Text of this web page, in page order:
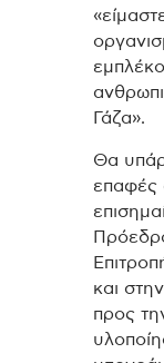
Γάζα».
Θα
επαφές
και
προς